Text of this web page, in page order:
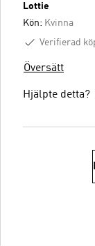
Lottie
Kön: Kvinna
Verifierad
Översätt
Hjälpte detta?